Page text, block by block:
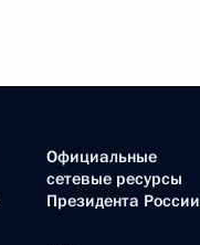
Официальные
сетевые ресурсы
Президента России